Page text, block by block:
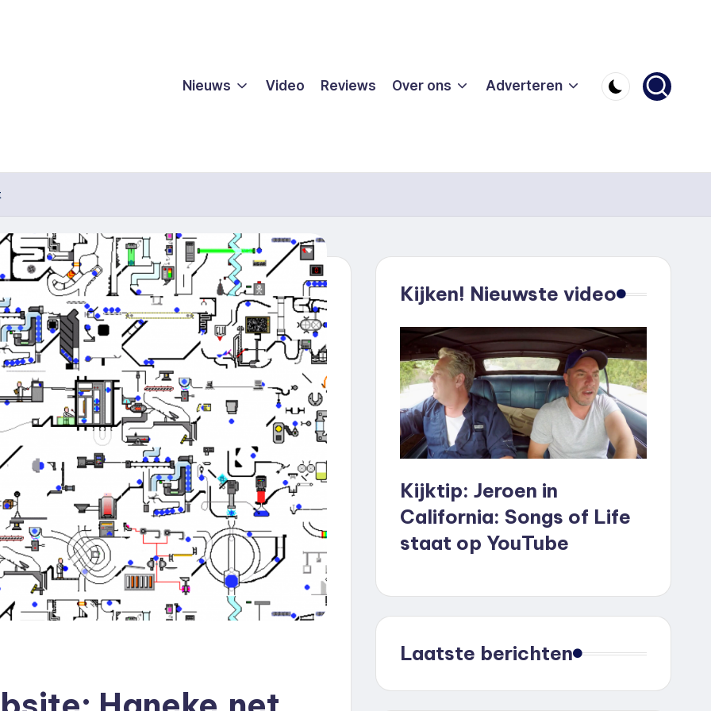
Nieuws Video Reviews Over ons Adverteren
Kijken! Nieuwste video
Kijktip: Jeroen in
California: Songs of Life
staat op YouTube
Laatste berichten